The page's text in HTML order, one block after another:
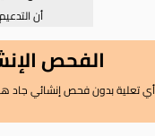
أن
الفحص
أي تعلية بدون فحص إنشائي جاد